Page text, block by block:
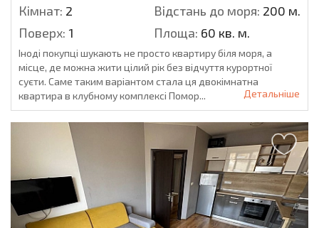
Кімнат: 2 Відстань до моря: 200 м.
Поверх: 1 Площа: 60 кв. м.
Іноді покупці шукають не просто квартиру біля моря, а
місце, де можна жити цілий рік без відчуття курортної
суєти. Саме таким варіантом стала ця двокімнатна
квартира в клубному комплексі Помор...
Детальніше